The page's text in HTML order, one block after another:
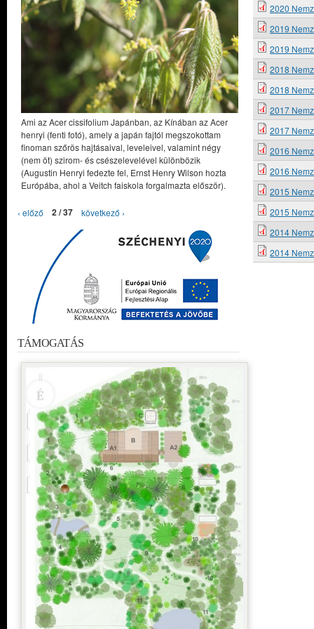
2020
2019
2019
2018
2018
2017
2017
2016
2016
2015
2015
2014
2014
Ami az Acer cissifolium Japánban, az Kínában az Acer
henryi (fenti fotó), amely a japán fajtól megszokottam
finoman szőrös hajtásaival, leveleivel, valamint négy
(nem öt) szirom- és csészelevelével különbözik
(Augustin Henryi fedezte fel, Ernst Henry Wilson hozta
Európába, ahol a Veitch faiskola forgalmazta először).
‹ előző 2 / 37 következő ›
TÁMOGATÁS